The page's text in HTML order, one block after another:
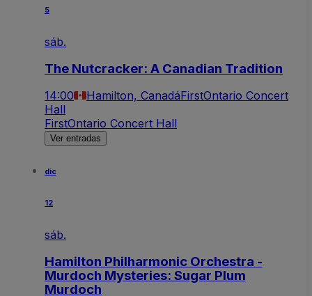
5
sáb.
The Nutcracker: A Canadian Tradition
14:00 Hamilton, CanadáFirstOntario Concert
Hall
FirstOntario Concert Hall
Ver entradas
dic
12
sáb.
Hamilton Philharmonic Orchestra -
Murdoch Mysteries: Sugar Plum
Murdoch